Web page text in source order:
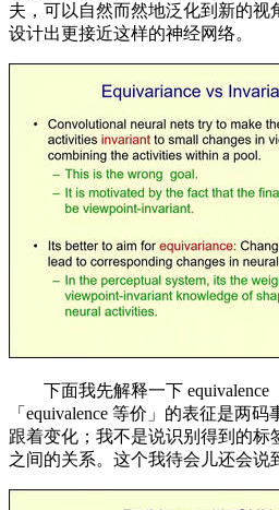
夫，可以自然而然地泛化到新的
设计出更接近这样的神经网络。
下面我先解释一下 equivalence
「equivalence 等价」的表征是两
跟着变化；我不是说识别得到的
之间的关系。这个我待会儿还会说